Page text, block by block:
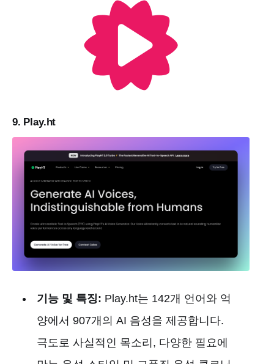
9. Play.ht
기능 및 특징: Play.ht는 142개 언어와 억
양에서 907개의 AI 음성을 제공합니다.
극도로 사실적인 목소리, 다양한 필요에